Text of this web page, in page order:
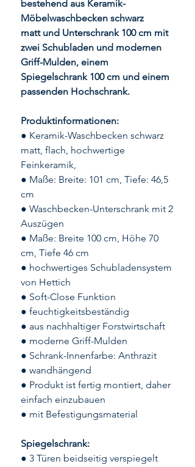
bestehend aus Keramik-
Möbelwaschbecken schwarz
matt und Unterschrank 100 cm mit
zwei Schubladen und modernen
Griff-Mulden, einem
Spiegelschrank 100 cm und einem
passenden Hochschrank.
Produktinformationen:
● Keramik-Waschbecken schwarz
matt, flach, hochwertige
Feinkeramik,
● Maße: Breite: 101 cm, Tiefe: 46,5
cm
● Waschbecken-Unterschrank mit 2
Auszügen
● Maße: Breite 100 cm, Höhe 70
cm, Tiefe 46 cm
● hochwertiges Schubladensystem
von Hettich
● Soft-Close Funktion
● feuchtigkeitsbeständig
● aus nachhaltiger Forstwirtschaft
● moderne Griff-Mulden
● Schrank-Innenfarbe: Anthrazit
● wandhängend
● Produkt ist fertig montiert, daher
einfach einzubauen
● mit Befestigungsmaterial
Spiegelschrank:
● 3 Türen beidseitig verspiegelt